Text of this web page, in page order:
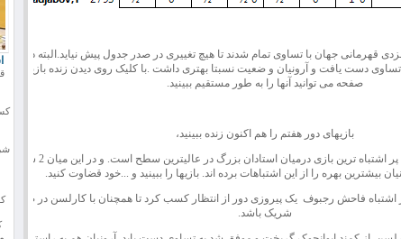
قهرمانی جهان با تساوی تمام شدند تا هیچ تغییری در صدر جدول پیش نیاید.البته دراین
دست یافت و آرونیان و ضعیت نسبتا بهتری داشت .با کلیک روی دیدن زنده بازیها در
صفحه می توانید آنها را به طور مستقیم ببینید.
بازیهای دور هفتم را هم اکنون زنده ببینید،
بدون شک این مسابقات در زمره پر اشتباه ترین بازی درمیان استادان بزرگ در عالیترین سطح است. و در
بیشترین بهره را از این اشتباهات برده اند. بازیها را ببینید و ...خود قضاوت کنید.
از اشتباه فاحش رجبوف یک پیروزی دور از انتظار کسب کرد تا همچنان با کارلسن در صدر
شریک باشد.